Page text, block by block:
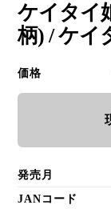
ケイタイ
柄) / ケイ
価格
発売月
JANコード